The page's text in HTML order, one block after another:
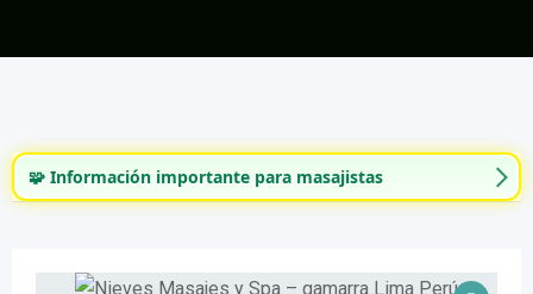
🧩 Información importante para masajistas